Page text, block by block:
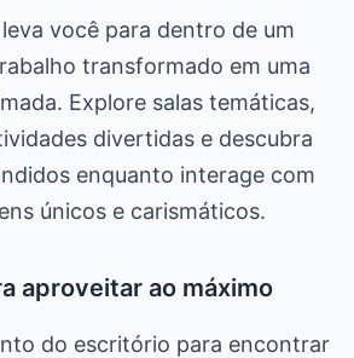
você para dentro de um
transformado em uma
Explore salas temáticas,
divertidas e descubra
enquanto interage com
únicos e carismáticos.
aproveitar ao máximo
do escritório para encontrar